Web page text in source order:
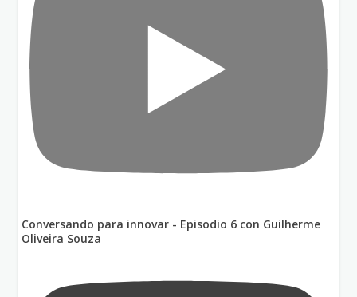
Conversando para innovar - Episodio 6 con Guilherme
Oliveira Souza